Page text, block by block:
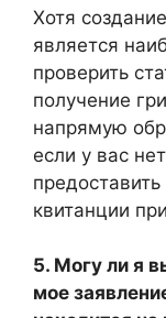
Хотя
является
проверить
получение
напрямую
если у вас
квитанции
5. Могу ли я
мое